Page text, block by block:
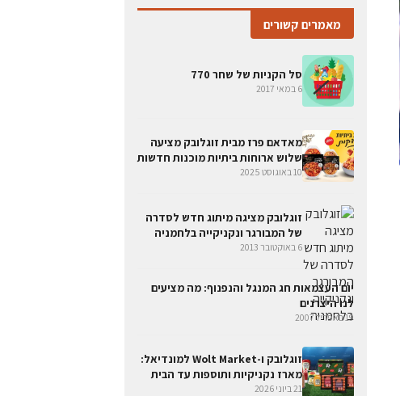
מאמרים קשורים
סל הקניות של שחר 770
6 במאי 2017
מאדאם פרז מבית זוגלובק מציעה
שלוש ארוחות ביתיות מוכנות חדשות
10 באוגוסט 2025
זוגלובק מציגה מיתוג חדש לסדרה
של המבורגר ונקניקייה בלחמניה
6 באוקטובר 2013
יום העצמאות חג המנגל והנפנוף: מה מציעים
לנו היצרנים
19 באפריל 2007
זוגלובק ו-Wolt Market למונדיאל:
מארז נקניקיות ותוספות עד הבית
21 ביוני 2026